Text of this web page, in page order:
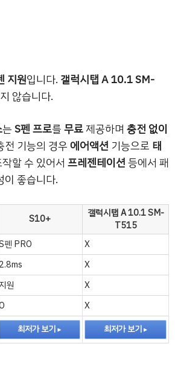
지원입니다. 갤럭시탭 A 10.1 SM-
않습니다.
는S펜 프로를무료제공하며 충전 없이
전 기능의 경우에어액션 기능으로 태
할 수 있어서 프레젠테이션등에서 패
이 좋습니다.
S10+
갤럭시탭 A 10.1 SM-
T515
펜 PRO
X
2.8ms
X
지원
X
X
최저가 보기 최저가 보기